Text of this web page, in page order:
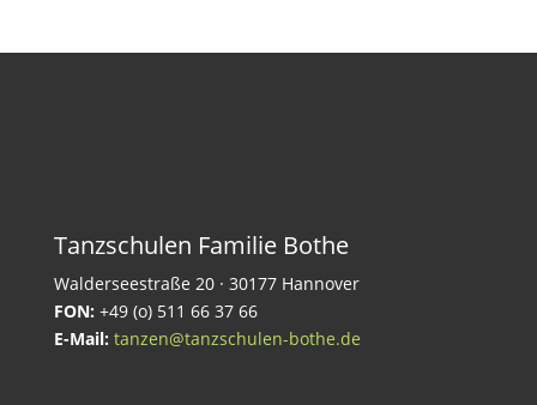
Tanzschulen Familie Bothe
Walderseestraße 20 · 30177 Hannover
FON: +49 (o) 511 66 37 66
E-Mail: tanzen@tanzschulen-bothe.de